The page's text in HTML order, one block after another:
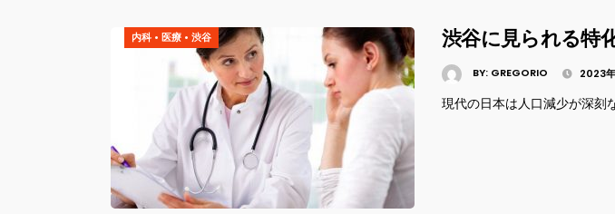
内科 • 医療 • 渋谷 渋谷に見られる特
BY: GREGORIO 2023
現代の日本は人口減少が深刻